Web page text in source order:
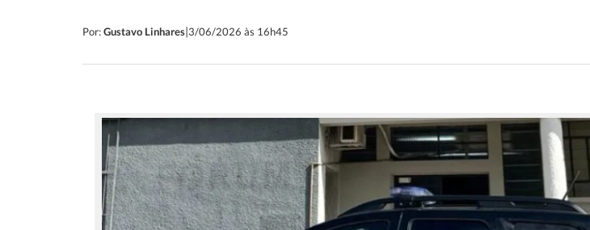
Por:Gustavo Linhares|3/06/2026 às 16h45